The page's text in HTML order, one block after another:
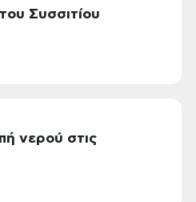
Συσσιτίου
νερού στις